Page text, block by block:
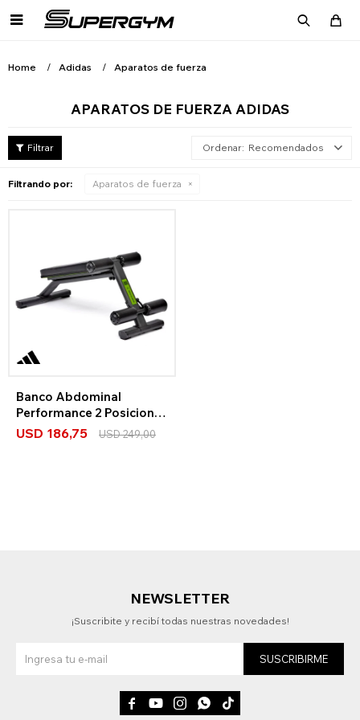

Home Adidas Aparatos de fuerza
APARATOS DE FUERZA ADIDAS
Recomendados
Filtrando por: Aparatos de fuerza
Banco Abdominal
Performance 2 Posiciones
Adidas
USD 186,75 USD249,00
NEWSLETTER
¡Suscribite y recibí todas nuestras novedades!
SUSCRIBIRME
    